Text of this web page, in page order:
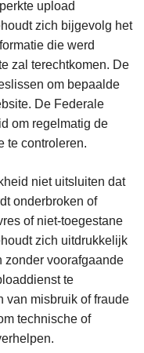
upload
zich bijgevolg het
die werd
zal terechtkomen. De
om bepaalde
De Federale
om regelmatig de
te controleren.
niet uitsluiten dat
onderbroken of
of niet-toegestane
zich uitdrukkelijk
zonder voorafgaande
te
van misbruik of fraude
technische of